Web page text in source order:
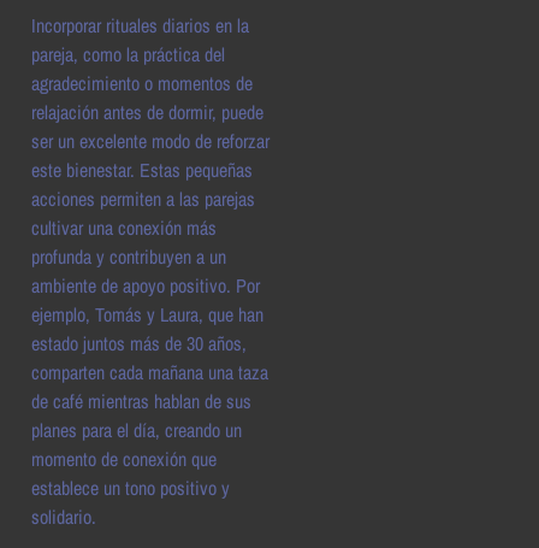
Incorporar rituales diarios en la
pareja, como la práctica del
agradecimiento o momentos de
relajación antes de dormir, puede
ser un excelente modo de reforzar
este bienestar. Estas pequeñas
acciones permiten a las parejas
cultivar una conexión más
profunda y contribuyen a un
ambiente de apoyo positivo. Por
ejemplo, Tomás y Laura, que han
estado juntos más de 30 años,
comparten cada mañana una taza
de café mientras hablan de sus
planes para el día, creando un
momento de conexión que
establece un tono positivo y
solidario.